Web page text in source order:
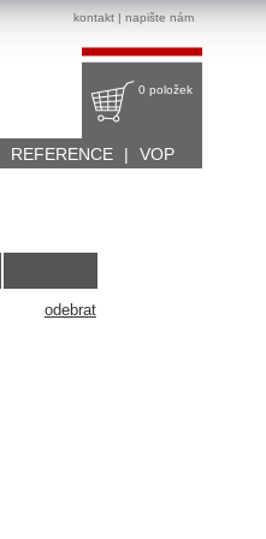
kontakt | napište nám
0 položek
REFERENCE | VOP
odebrat